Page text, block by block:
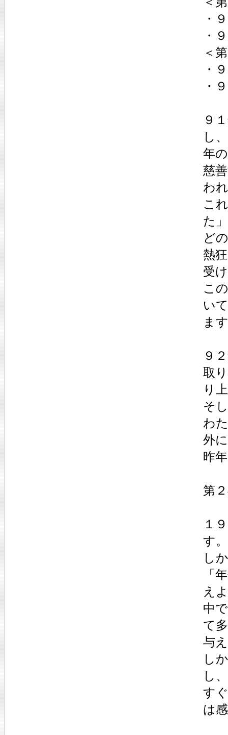
・
・
＜
・
・
９
し
年
慈
わ
こ
た
ど
熱
受
こ
い
ま
９
取
り
そ
わ
外
昨
第
１
す。
し
「
え
中
て
与
し
し
す
は